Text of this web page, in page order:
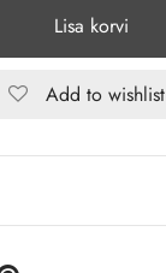
Lisa korvi
Add to wishlist